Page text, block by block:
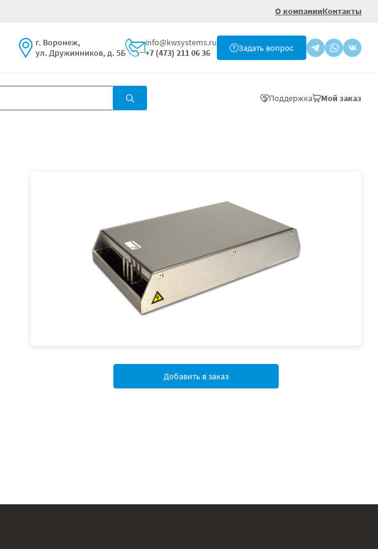
О компанииКонтакты
г. Воронеж,
ул. Дружинников, д. 5Б
info@kwsystems.ru
+7 (473) 211 06 36
Задать вопрос
Поддержка Мой заказ
Добавить в заказ